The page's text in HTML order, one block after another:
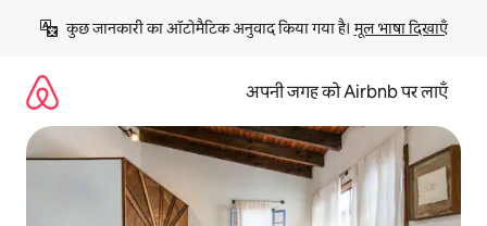
छोड़कर
कॉन्टेंट
कुछ जानकारी का ऑटोमैटिक अनुवाद किया गया है। मूल भाषा दिखाएँ
अपनी जगह को Airbnb पर लाएँ